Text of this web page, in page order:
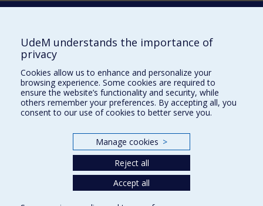
514 343-6875
News (French)
Activities (French)
Supporting the Department
NEED HELP?
Site map
FACULTY OF ARTS AND SCIENCE
Our Departments and Schools
UdeM understands the importance of
privacy
Cookies allow us to enhance and personalize your
browsing experience. Some cookies are required to
ensure the website’s functionality and security, while
others remember your preferences. By accepting all, you
consent to our use of cookies to better serve you.
Manage cookies >
Reject all
Accept all